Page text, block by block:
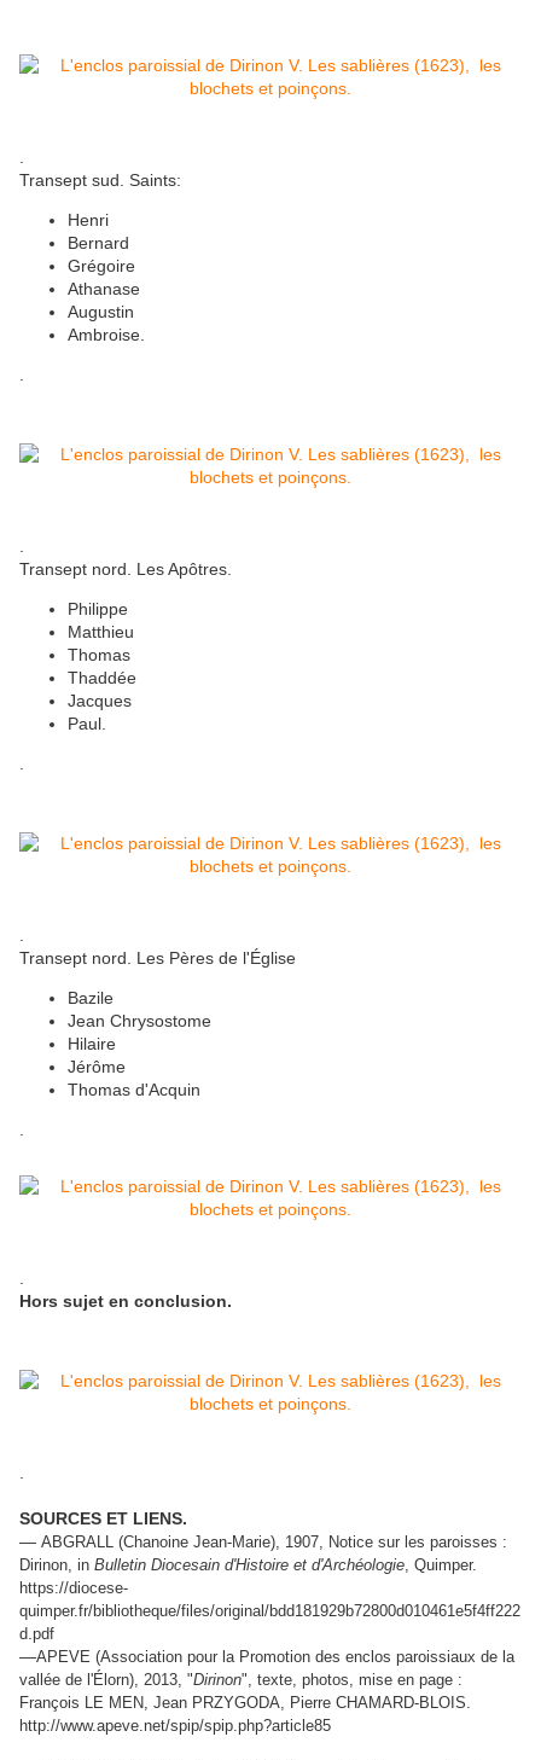
Transept sud. Saints:
Henri
Bernard
Grégoire
Athanase
Augustin
Ambroise.
Transept nord. Les Apôtres.
Philippe
Matthieu
Thomas
Thaddée
Jacques
Paul.
Transept nord. Les Pères de l'Église
Bazile
Jean Chrysostome
Hilaire
Jérôme
Thomas d'Acquin
Hors sujet en conclusion.
SOURCES ET LIENS.
— ABGRALL (Chanoine Jean-Marie), 1907, Notice sur les paroisses :
Dirinon, in Bulletin Diocesain d'Histoire et d'Archéologie, Quimper.
https://diocese-
quimper.fr/bibliotheque/files/original/bdd181929b72800d010461e5f4ff222
d.pdf
—APEVE (Association pour la Promotion des enclos paroissiaux de la
vallée de l'Élorn), 2013, "Dirinon", texte, photos, mise en page :
François LE MEN, Jean PRZYGODA, Pierre CHAMARD-BLOIS.
http://www.apeve.net/spip/spip.php?article85